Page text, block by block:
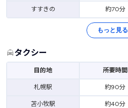
すすきの 約70分
もっと見る
タクシー
目的地 所要時間
札幌駅 約90分
苫小牧駅 約40分